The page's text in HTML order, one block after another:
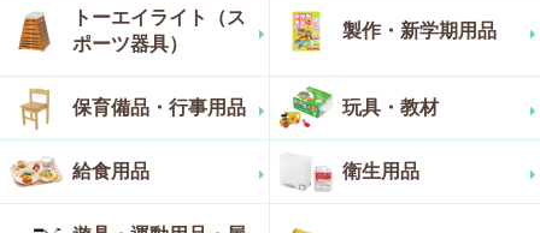
トーエイライト（ス
ポーツ器具）
製作・新学期用品
保育備品・行事用品 玩具・教材
給食用品 衛生用品